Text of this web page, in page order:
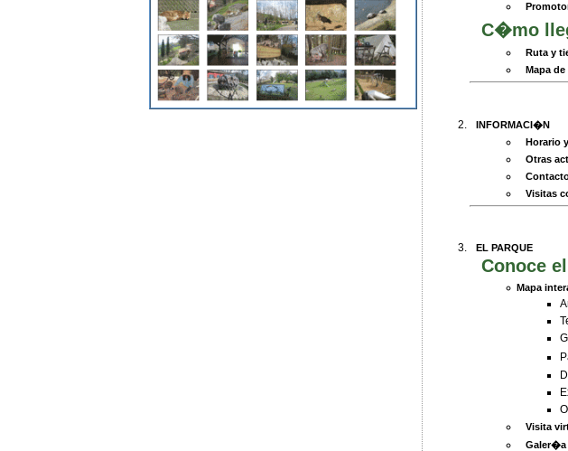
C�mo
Ruta y
Mapa
INFORMACI�N
Horario
Otras
Visitas
EL PARQUE
Conoce
Mapa
Visita